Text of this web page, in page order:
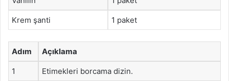
Krem şanti 1 paket
Adım Açıklama
1 Etimekleri borcama dizin.